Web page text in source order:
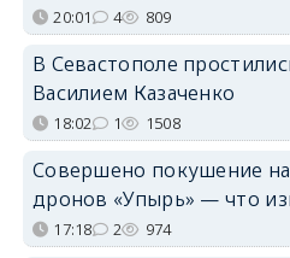
20:01 4 809
В Севастополе
Василием Казаченко
18:02 1 1508
Совершено покушение на
дронов «Упырь» — что
17:18 2 974